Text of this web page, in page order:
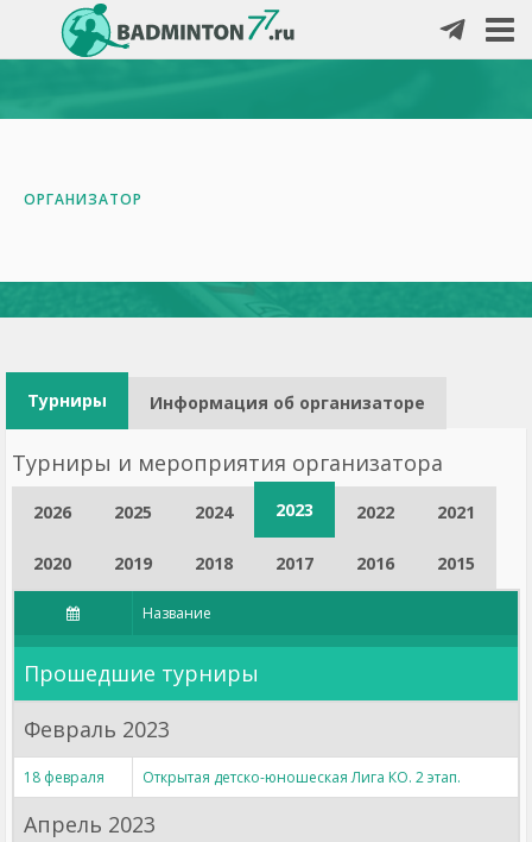
ОРГАНИЗАТОР
Турниры Информация об организаторе
Турниры и мероприятия организатора
2026 2025 2024 2023 2022 2021
2020 2019 2018 2017 2016 2015
Название
Прошедшие турниры
Февраль 2023
18 февраля Открытая детско-юношеская Лига КО. 2 этап.
Апрель 2023